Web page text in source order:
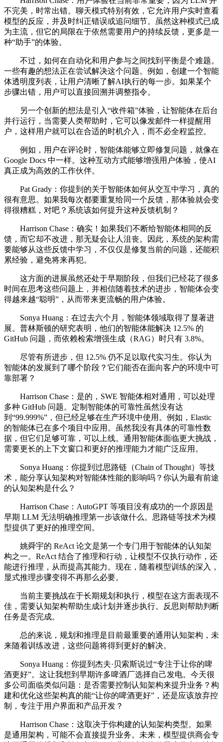
不完美，时常出错。聊天模式特别有效，它允许用户实时查看
模型的反应，并及时纠正错误或追问细节。虽然这种模式已成
为主流，但它的局限在于依然需要用户的持续反馈，更多是一
种“助手”的体验。
不过，如何在自动化和用户参与之间找到平衡是个难题。
一些有趣的想法正在尝试解决这个问题。例如，创建一个智能
体透明度列表，让用户清晰了解AI执行的每一步。如果某个
步骤出错，用户可以直接回溯并调整指令。
另一个创新的想法是引入“收件箱”体验，让智能体在后台
并行运行，当需要人类帮助时，它可以像发邮件一样提醒用
户，这样用户就可以在合适的时机介入，而不必全程监控。
例如，用户在评论时，智能体能够立即修复问题，就像在
Google Docs 中一样。这种互动方式能够增强用户体验，使AI
真正成为高效的工作伙伴。
Pat Grady：你提到的关于智能体如何从交互中学习，真的
很有意思。如果我每次都要重复给同一个反馈，那体验就会变
得很糟糕，对吧？系统该如何提升这种反馈机制？
Harrison Chase：确实！如果我们不断给智能体相同的反
馈，而它却不改进，那无疑会让人沮丧。因此，系统的架构需
要能够从这些反馈中学习，不仅仅是修复当前的问题，还能积
累经验，避免将来再犯。
这方面的进展虽然还处于早期阶段，但我们已经花了很多
时间在思考这些问题上，并相信随着技术的进步，智能体会变
得越来越“聪明”，从而带来更流畅的用户体验。
Sonya Huang：在过去六个月，智能体领域取得了显著进
展。普林斯顿的研究表明，他们的智能体能解决 12.5% 的
GitHub 问题，而依赖检索增强生成（RAG）时只有 3.8%。
尽管有所进步，但 12.5% 仍不足以取代实习生。你认为
智能体的发展到了哪个阶段？它们能否在面向客户的环境中可
靠部署？
Harrison Chase：是的，SWE 智能体相对通用，可以处理
多种 GitHub 问题。定制智能体的可靠性虽然没有达
到“99.999%”，但已经足够在生产环境中使用。例如，Elastic
的智能体已在多个项目中应用。虽然我没有具体的可靠性数
据，但它们足够可靠，可以上线。通用智能体面临更大挑战，
需要更长的上下文窗口和更好的推理能力才能广泛应用。
Sonya Huang：你提到过思路链（Chain of Thought）等技
术，能分享认知架构对智能体性能的影响吗？你认为最有前途
的认知架构是什么？
Harrison Chase：AutoGPT 等项目没有成功的一个原因是
早期 LLM 无法明确推理第一步该做什么。思路链等技术为模
型提供了更好的推理空间。
姚舜宇的 ReAct 论文是第一个专门用于智能体的认知架
构之一。ReAct 结合了推理和行动，让模型不仅执行动作，还
能进行推理，从而提高其能力。现在，随着模型训练的深入，
显式推理步骤变得不再那么必要。
当前主要挑战在于长期规划和执行，模型在这方面表现不
佳，需要认知架构帮助生成计划并逐步执行。反思则帮助判断
任务是否完成。
总的来说，规划和推理是目前最重要的通用认知架构，未
来随着训练改进，这些问题将得到更好的解决。
Sonya Huang：你提到杰夫·贝索斯说过“专注于让你的啤
酒更好”。这让我想到早期许多啤酒厂选择自己发电。今天很
多公司面临类似问题：是否需要控制认知架构来提升业务？构
建和优化这些架构真的能“让你的啤酒更好”，还是应该放弃控
制，专注于用户界面和产品开发？
Harrison Chase：这取决于你构建的认知架构类型。如果
是通用架构，可能不会直接提升业务。未来，模型提供商会专